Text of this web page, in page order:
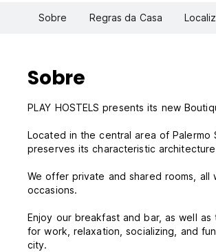
Sobre Regras da Casa
Sobre
PLAY HOSTELS presents its new
Located in the central area of Palermo
preserves its characteristic
We offer private and shared rooms,
occasions.
Enjoy our breakfast and bar, as well
for work, relaxation, socializing, and
city.